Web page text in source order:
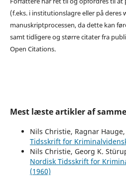
(f.eks. i institutionslagre eller på
manuskriptprocessen, da dette kan
samt tidligere og større citater fra
Open Citations.
Mest læste artikler af
Nils Christie, Ragnar Hauge,
Tidsskrift for
Nils Christie, Georg K.
Nordisk Tidsskrift for
(1960)